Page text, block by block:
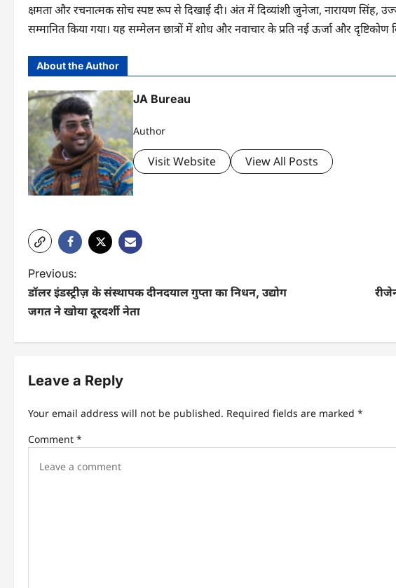
क्षमता और रचनात्मक सोच स्पष्ट रूप से दिखाई दी। अंत में दिव्यांशी जुनेजा, नारायण सिंह,
सम्मानित किया गया। यह सम्मेलन छात्रों में शोध और नवाचार के प्रति नई ऊर्जा और
About the Author
JA Bureau
Author
Visit Website View All Posts
P
o
n
i
Previous:
डॉलर इंडस्ट्रीज़ के संस्थापक दीनदयाल गुप्ता का निधन, उद्योग
जगत ने खोया दूरदर्शी नेता
Leave a Reply
Your email address will not be published. Required fields are marked *
Comment *